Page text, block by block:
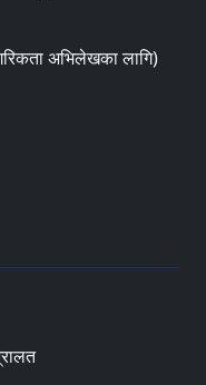
अभिलेखका लागि)